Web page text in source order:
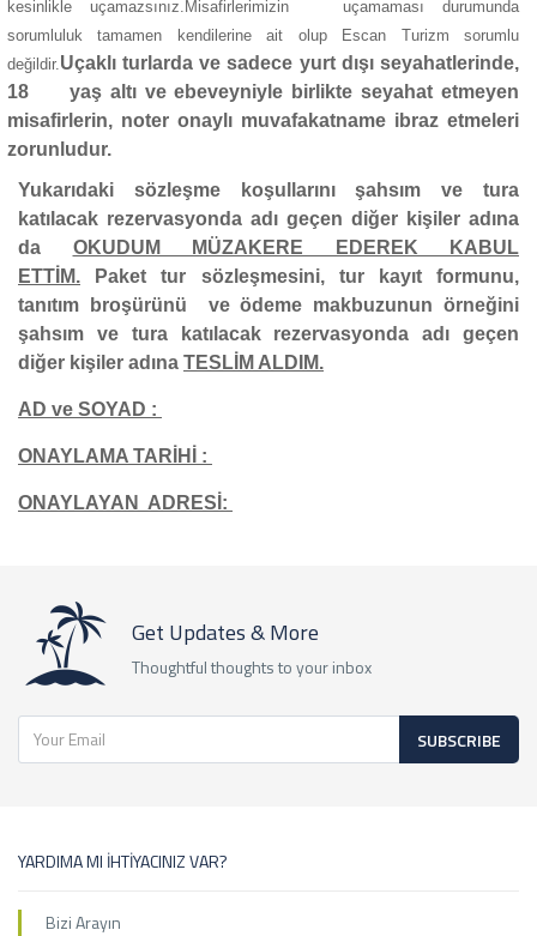
kesinlikle uçamazsınız.Misafirlerimizin uçamaması durumunda
sorumluluk tamamen kendilerine ait olup Escan Turizm sorumlu
değildir.Uçaklı turlarda ve sadece yurt dışı seyahatlerinde,
18 yaş altı ve ebeveyniyle birlikte seyahat etmeyen
misafirlerin, noter onaylı muvafakatname ibraz etmeleri
zorunludur.
Yukarıdaki sözleşme koşullarını şahsım ve tura
katılacak rezervasyonda adı geçen diğer kişiler adına
da OKUDUM MÜZAKERE EDEREK KABUL
ETTİM. Paket tur sözleşmesini, tur kayıt formunu,
tanıtım broşürünü ve ödeme makbuzunun örneğini
şahsım ve tura katılacak rezervasyonda adı geçen
diğer kişiler adına TESLİM ALDIM.
AD ve SOYAD :
ONAYLAMA TARİHİ :
ONAYLAYAN ADRESİ:
Get Updates & More
Thoughtful thoughts to your inbox
SUBSCRIBE
YARDIMA MI İHTİYACINIZ VAR?
Bizi Arayın